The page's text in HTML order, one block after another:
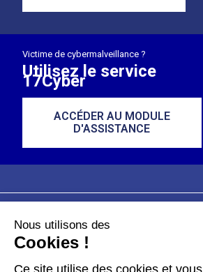
Victime de cybermalveillance ?
Utilisez le service
17Cyber
ACCÉDER AU MODULE
D'ASSISTANCE
Plan du site
Données personnelles
Nous utilisons des
Cookies !
Ce site utilise des cookies et vous